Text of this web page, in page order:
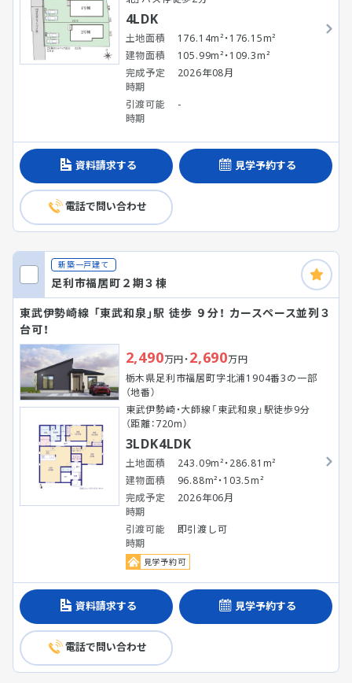
4LDK
土地面積
176.14m²・176.15m²
建物面積
105.99m²・109.3m²
完成予定
時期
2026年08月
引渡可能
時期
-
資料請求する 見学予約する
電話で問い合わせ
新築一戸建て
足利市福居町２期３棟
東武伊勢崎線 「東武和泉」駅 徒歩 ９分！ カースペース並列３
台可！
2,490万円・2,690万円
栃木県足利市福居町字北浦1904番3の一部
（地番）
東武伊勢崎・大師線「東武和泉」駅徒歩9分
（距離：720m）
3LDK4LDK
土地面積
243.09m²・286.81m²
建物面積
96.88m²・103.5m²
完成予定
時期
2026年06月
引渡可能
時期
即引渡し可
見学予約可
資料請求する 見学予約する
電話で問い合わせ